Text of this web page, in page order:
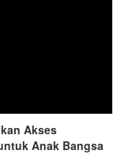
Akses
Anak Bangsa